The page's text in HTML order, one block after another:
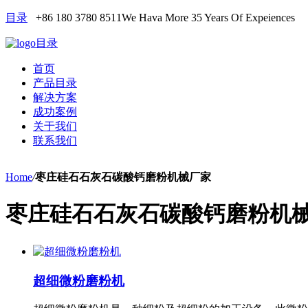
目录 +86 180 3780 8511We Hava More 35 Years Of Expeiences
目录
首页
产品目录
解决方案
成功案例
关于我们
联系我们
Home/枣庄硅石石灰石碳酸钙磨粉机械厂家
枣庄硅石石灰石碳酸钙磨粉机
超细微粉磨粉机